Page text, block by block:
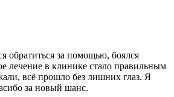
обратиться за помощью, боялся
лечение в клинике стало правильным
всё прошло без лишних глаз. Я
за новый шанс.